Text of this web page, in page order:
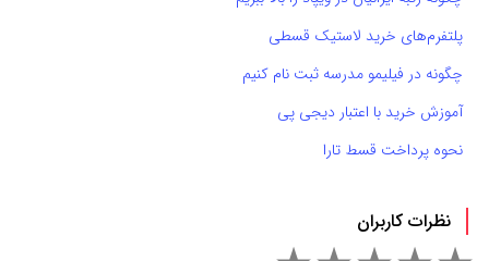
پلتفرم‌های خرید لاستیک قسطی
چگونه در فیلیمو مدرسه ثبت نام کنیم
آموزش خرید با اعتبار دیجی پی
نحوه پرداخت قسط تارا
نظرات کاربران